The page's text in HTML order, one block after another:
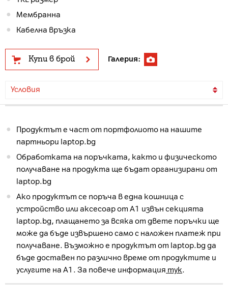
Мембранна
Кабелна връзка
Купи в брой Галерия:
Условия
Продуктът е част от портфолиото на нашите
партньори laptop.bg
Обработката на поръчката, както и физическото
получаване на продукта ще бъдат организирани от
laptop.bg
Ако продуктът се поръча в една кошница с
устройство или аксесоар от А1 извън секцията
laptop.bg, плащането за всяка от двете поръчки ще
може да бъде извършено само с наложен платеж при
получаване. Възможно е продуктът от laptop.bg да
бъде доставен по различно време от продуктите и
услугите на А1. За повече информация тук.